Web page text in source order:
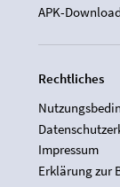
APK-Download
Rechtliches
Impressum
Erklärung zur